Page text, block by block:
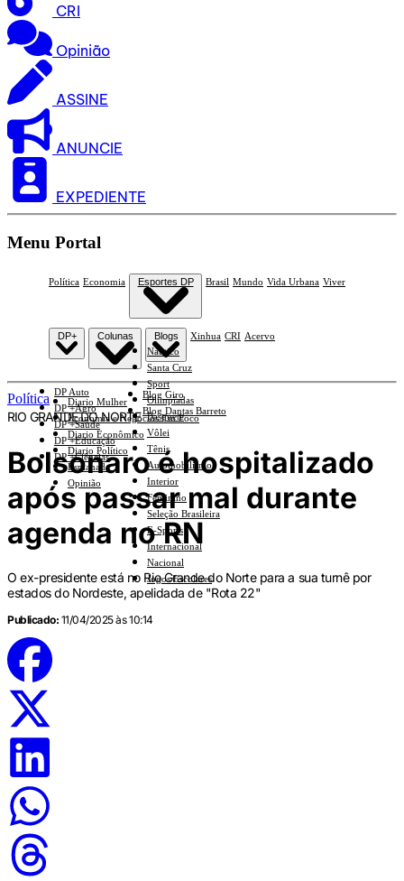
CRI
Opinião
ASSINE
ANUNCIE
EXPEDIENTE
Menu Portal
Política Economia Esportes DP
Náutico
Santa Cruz
Sport
Olimpíadas
Basquete
Vôlei
Tênis
Automobilismo
Interior
Feminino
Seleção Brasileira
E-Sports
Internacional
Nacional
Jogos Escolares
Brasil Mundo Vida Urbana Viver
DP+
DP Auto
DP +Agro
DP +Saúde
DP +Educação
DP +Ciências
Colunas
Diario Mulher
Economia e Negócios Em Foco
Diario Econômico
Diario Político
Esplanada
Opinião
Blogs
Blog Giro
Blog Dantas Barreto
Xinhua CRI Acervo
Política
RIO GRANDE DO NORTE
Bolsonaro é hospitalizado
após passar mal durante
agenda no RN
O ex-presidente está no Rio Grande do Norte para a sua turnê por
estados do Nordeste, apelidada de "Rota 22"
Publicado: 11/04/2025 às 10:14